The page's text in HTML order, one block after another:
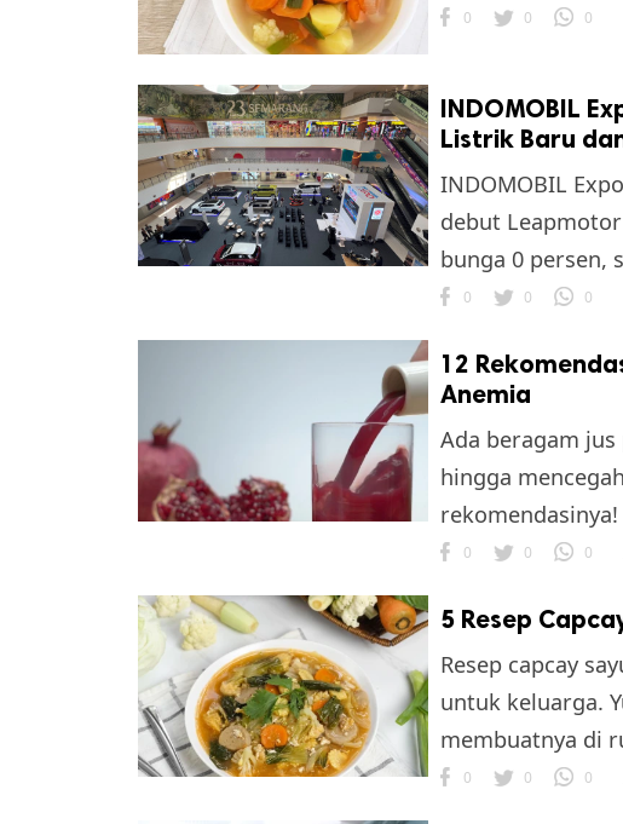
0 0 0
INDOMOBIL
Listrik Baru
INDOMOBIL
debut
bunga 0 persen,
0 0 0
12
Anemia
Ada beragam
hingga
rekomendasinya!
0 0 0
5 Resep
Resep capcay
untuk keluarga.
membuatnya di
0 0 0